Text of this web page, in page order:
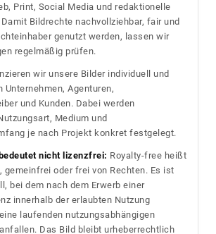
Print, Social Media und redaktionelle
Bildrechte nachvollziehbar, fair und
genutzt werden, lassen wir
regelmäßig prüfen.
wir unsere Bilder individuell und
Unternehmen, Agenturen,
und Kunden. Dabei werden
Medium und
je nach Projekt konkret festgelegt.
nicht lizenzfrei: Royalty-free heißt
gemeinfrei oder frei von Rechten. Es ist
bei dem nach dem Erwerb einer
innerhalb der erlaubten Nutzung
laufenden nutzungsabhängigen
Das Bild bleibt urheberrechtlich